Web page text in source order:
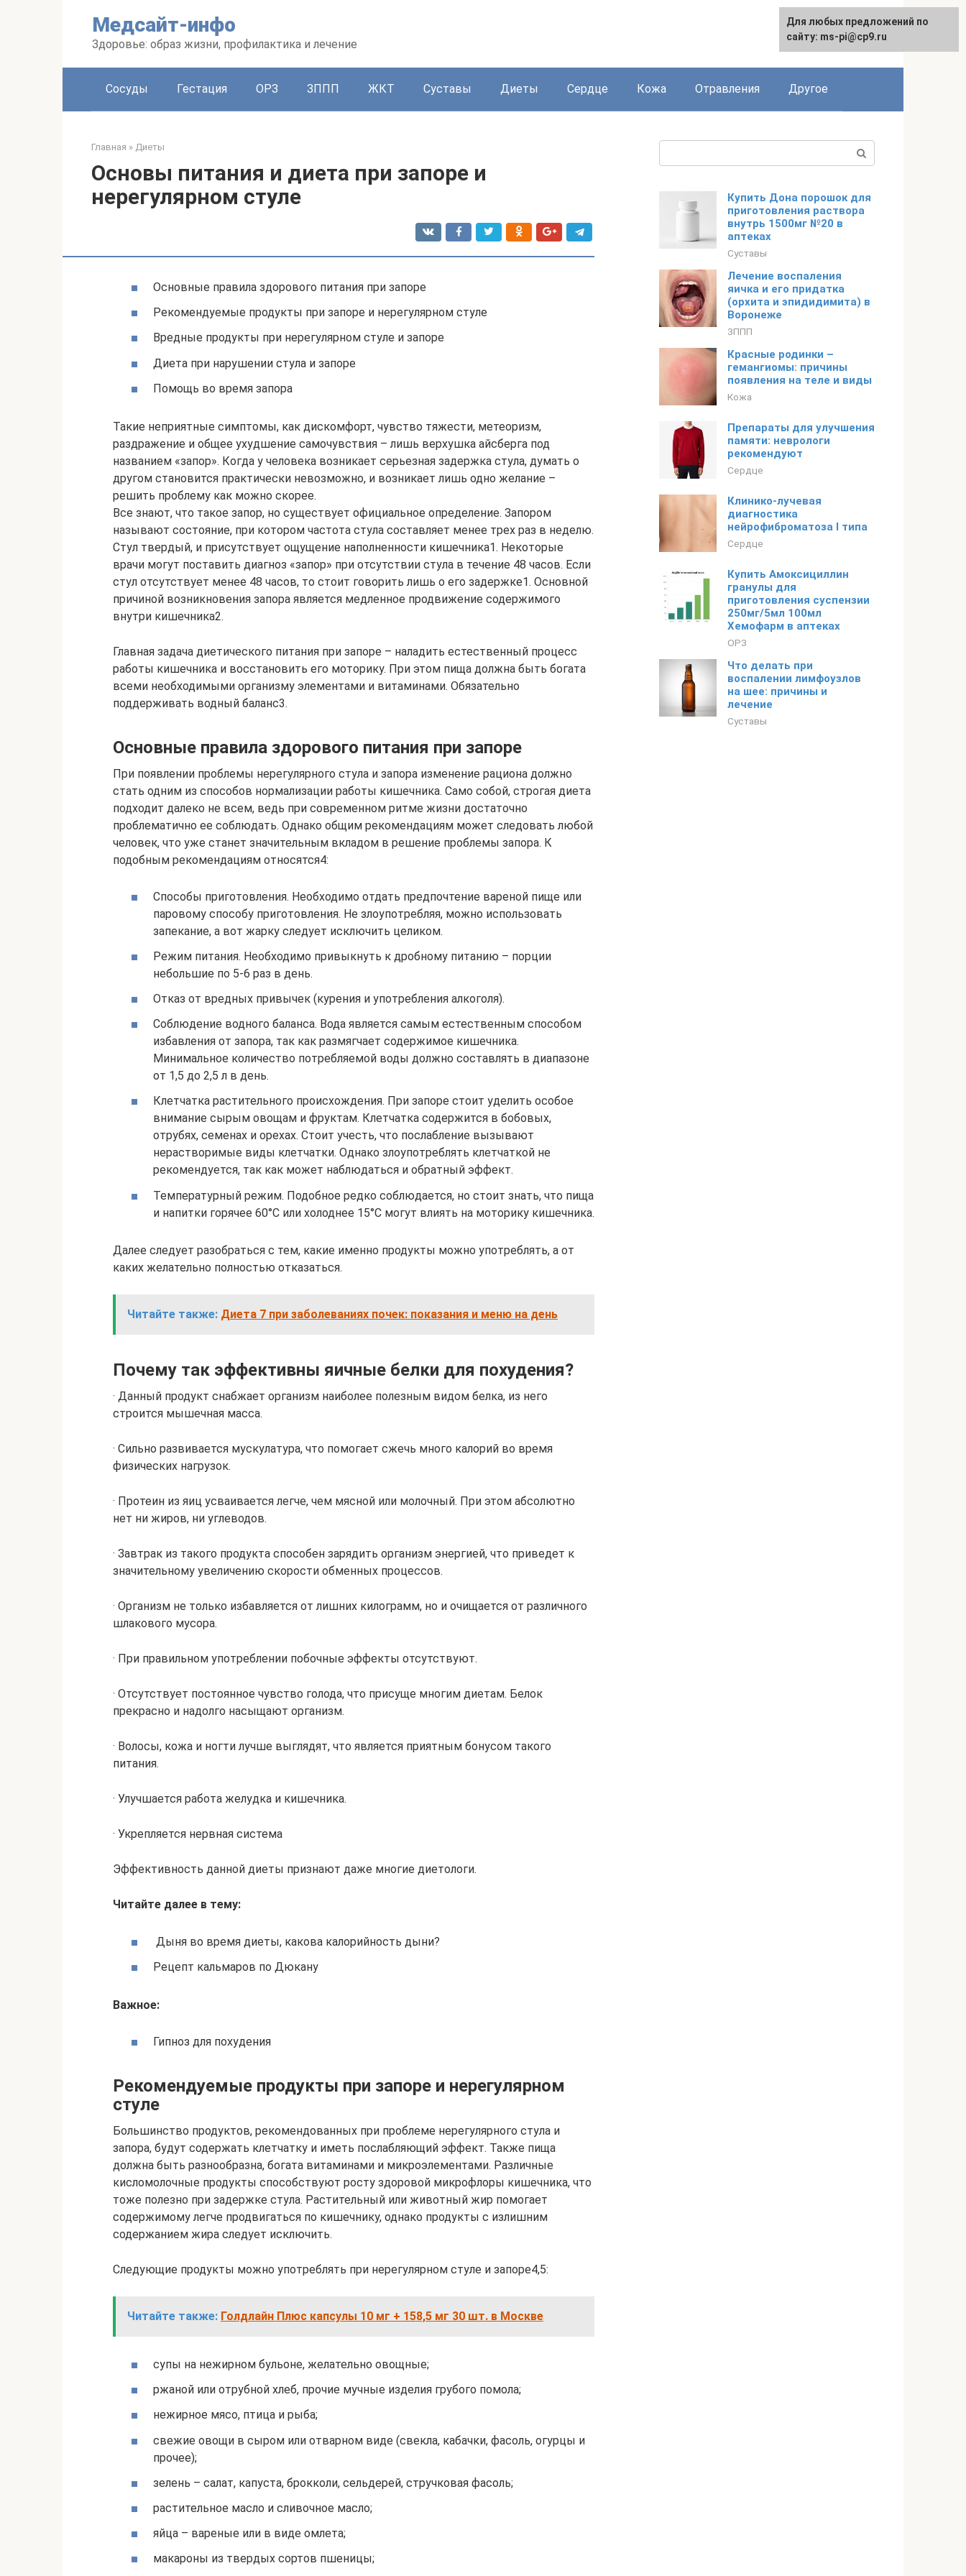
Медсайт-инфо
Здоровье: образ жизни, профилактика и лечение
Сосуды Гестация ОРЗ ЗППП ЖКТ Суставы Диеты Сердце Кожа Отравления Другое
Главная » Диеты
Основы питания и диета при запоре и
нерегулярном стуле
Основные правила здорового питания при запоре
Рекомендуемые продукты при запоре и нерегулярном стуле
Вредные продукты при нерегулярном стуле и запоре
Диета при нарушении стула и запоре
Помощь во время запора
Такие неприятные симптомы, как дискомфорт, чувство тяжести, метеоризм,
раздражение и общее ухудшение самочувствия – лишь верхушка айсберга под
названием «запор». Когда у человека возникает серьезная задержка стула, думать о
другом становится практически невозможно, и возникает лишь одно желание –
решить проблему как можно скорее.
Все знают, что такое запор, но существует официальное определение. Запором
называют состояние, при котором частота стула составляет менее трех раз в неделю.
Стул твердый, и присутствует ощущение наполненности кишечника1. Некоторые
врачи могут поставить диагноз «запор» при отсутствии стула в течение 48 часов. Если
стул отсутствует менее 48 часов, то стоит говорить лишь о его задержке1. Основной
причиной возникновения запора является медленное продвижение содержимого
внутри кишечника2.
Главная задача диетического питания при запоре – наладить естественный процесс
работы кишечника и восстановить его моторику. При этом пища должна быть богата
всеми необходимыми организму элементами и витаминами. Обязательно
поддерживать водный баланс3.
Основные правила здорового питания при запоре
При появлении проблемы нерегулярного стула и запора изменение рациона должно
стать одним из способов нормализации работы кишечника. Само собой, строгая диета
подходит далеко не всем, ведь при современном ритме жизни достаточно
проблематично ее соблюдать. Однако общим рекомендациям может следовать любой
человек, что уже станет значительным вкладом в решение проблемы запора. К
подобным рекомендациям относятся4:
Способы приготовления. Необходимо отдать предпочтение вареной пище или
паровому способу приготовления. Не злоупотребляя, можно использовать
запекание, а вот жарку следует исключить целиком.
Режим питания. Необходимо привыкнуть к дробному питанию – порции
небольшие по 5-6 раз в день.
Отказ от вредных привычек (курения и употребления алкоголя).
Соблюдение водного баланса. Вода является самым естественным способом
избавления от запора, так как размягчает содержимое кишечника.
Минимальное количество потребляемой воды должно составлять в диапазоне
от 1,5 до 2,5 л в день.
Клетчатка растительного происхождения. При запоре стоит уделить особое
внимание сырым овощам и фруктам. Клетчатка содержится в бобовых,
отрубях, семенах и орехах. Стоит учесть, что послабление вызывают
нерастворимые виды клетчатки. Однако злоупотреблять клетчаткой не
рекомендуется, так как может наблюдаться и обратный эффект.
Температурный режим. Подобное редко соблюдается, но стоит знать, что пища
и напитки горячее 60°С или холоднее 15°С могут влиять на моторику кишечника.
Далее следует разобраться с тем, какие именно продукты можно употреблять, а от
каких желательно полностью отказаться.
Читайте также: Диета 7 при заболеваниях почек: показания и меню на день
Почему так эффективны яичные белки для похудения?
· Данный продукт снабжает организм наиболее полезным видом белка, из него
строится мышечная масса.
· Сильно развивается мускулатура, что помогает сжечь много калорий во время
физических нагрузок.
· Протеин из яиц усваивается легче, чем мясной или молочный. При этом абсолютно
нет ни жиров, ни углеводов.
· Завтрак из такого продукта способен зарядить организм энергией, что приведет к
значительному увеличению скорости обменных процессов.
· Организм не только избавляется от лишних килограмм, но и очищается от различного
шлакового мусора.
· При правильном употреблении побочные эффекты отсутствуют.
· Отсутствует постоянное чувство голода, что присуще многим диетам. Белок
прекрасно и надолго насыщают организм.
· Волосы, кожа и ногти лучше выглядят, что является приятным бонусом такого
питания.
· Улучшается работа желудка и кишечника.
· Укрепляется нервная система
Эффективность данной диеты признают даже многие диетологи.
Читайте далее в тему:
Дыня во время диеты, какова калорийность дыни?
Рецепт кальмаров по Дюкану
Важное:
Гипноз для похудения
Рекомендуемые продукты при запоре и нерегулярном
стуле
Большинство продуктов, рекомендованных при проблеме нерегулярного стула и
запора, будут содержать клетчатку и иметь послабляющий эффект. Также пища
должна быть разнообразна, богата витаминами и микроэлементами. Различные
кисломолочные продукты способствуют росту здоровой микрофлоры кишечника, что
тоже полезно при задержке стула. Растительный или животный жир помогает
содержимому легче продвигаться по кишечнику, однако продукты с излишним
содержанием жира следует исключить.
Следующие продукты можно употреблять при нерегулярном стуле и запоре4,5:
Читайте также: Голдлайн Плюс капсулы 10 мг + 158,5 мг 30 шт. в Москве
супы на нежирном бульоне, желательно овощные;
ржаной или отрубной хлеб, прочие мучные изделия грубого помола;
нежирное мясо, птица и рыба;
свежие овощи в сыром или отварном виде (свекла, кабачки, фасоль, огурцы и
прочее);
зелень – салат, капуста, брокколи, сельдерей, стручковая фасоль;
растительное масло и сливочное масло;
яйца – вареные или в виде омлета;
макароны из твердых сортов пшеницы;
Купить Дона порошок для
приготовления раствора
внутрь 1500мг №20 в
аптеках
Суставы
Лечение воспаления
яичка и его придатка
(орхита и эпидидимита) в
Воронеже
ЗППП
Красные родинки –
гемангиомы: причины
появления на теле и виды
Кожа
Препараты для улучшения
памяти: неврологи
рекомендуют
Сердце
Клинико-лучевая
диагностика
нейрофиброматоза I типа
Сердце
Купить Амоксициллин
гранулы для
приготовления суспензии
250мг/5мл 100мл
Хемофарм в аптеках
ОРЗ
Что делать при
воспалении лимфоузлов
на шее: причины и
лечение
Суставы
Для любых предложений по
сайту: ms-pi@cp9.ru